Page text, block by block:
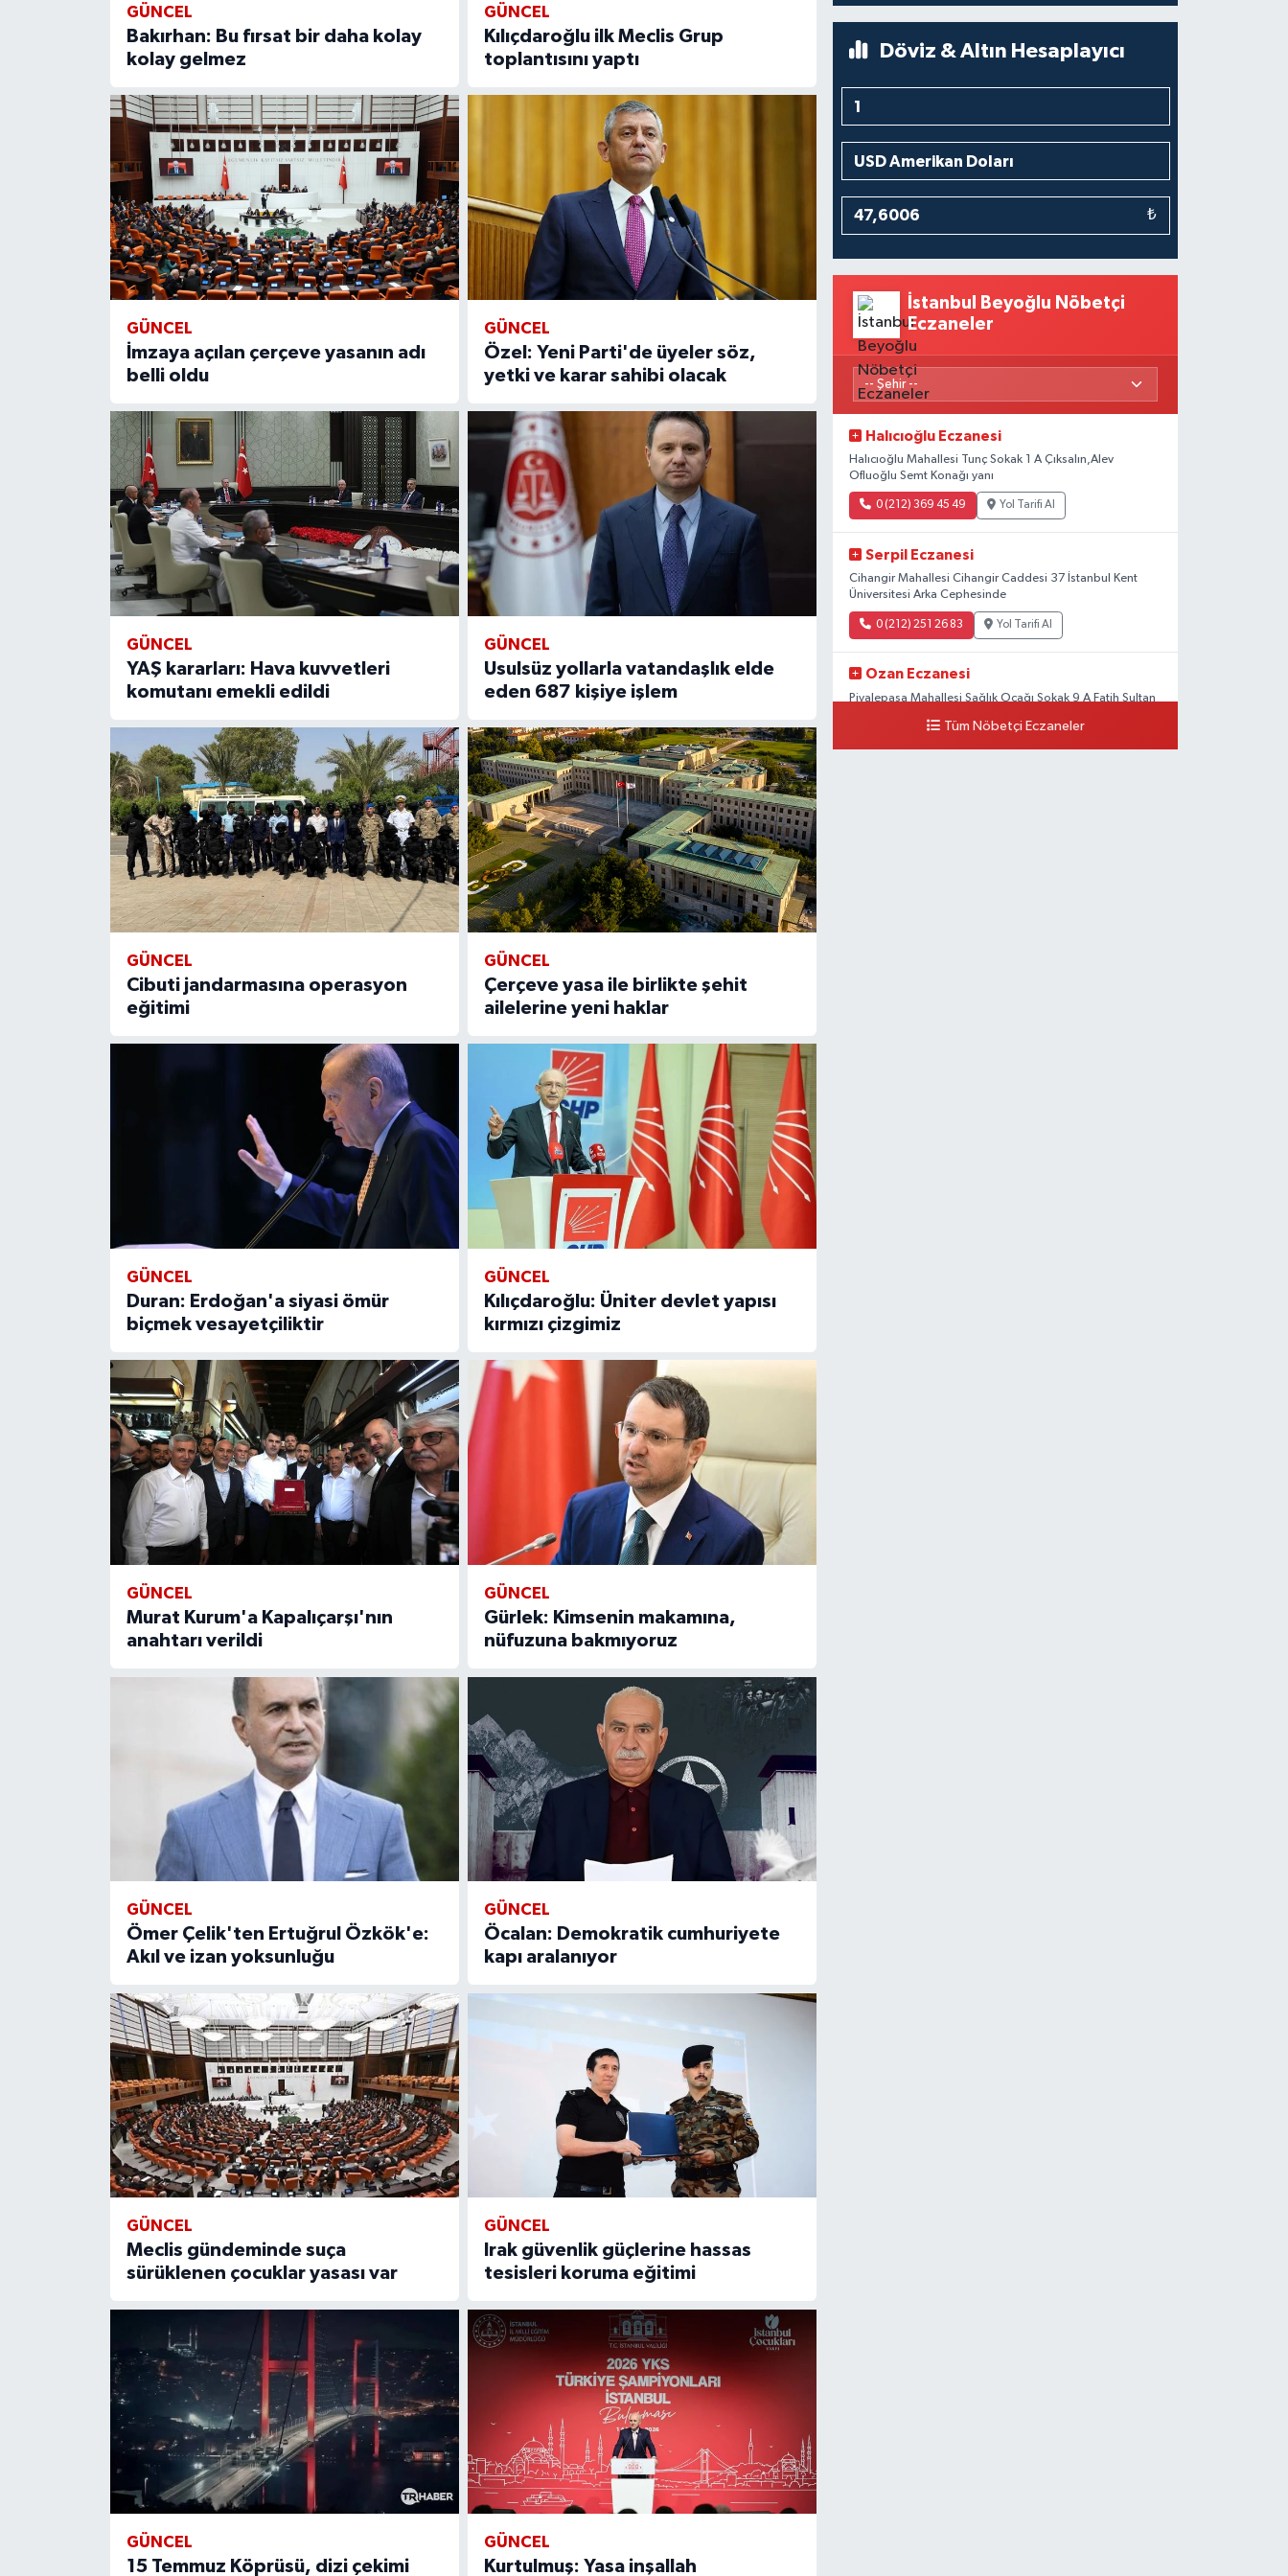
GÜNCEL
Bakırhan: Bu fırsat bir daha kolay
kolay gelmez
GÜNCEL
Kılıçdaroğlu ilk Meclis Grup
toplantısını yaptı
GÜNCEL
İmzaya açılan çerçeve yasanın adı
belli oldu
GÜNCEL
Özel: Yeni Parti'de üyeler söz,
yetki ve karar sahibi olacak
GÜNCEL
YAŞ kararları: Hava kuvvetleri
komutanı emekli edildi
GÜNCEL
Usulsüz yollarla vatandaşlık elde
eden 687 kişiye işlem
GÜNCEL
Cibuti jandarmasına operasyon
eğitimi
GÜNCEL
Çerçeve yasa ile birlikte şehit
ailelerine yeni haklar
GÜNCEL
Duran: Erdoğan'a siyasi ömür
biçmek vesayetçiliktir
GÜNCEL
Kılıçdaroğlu: Üniter devlet yapısı
kırmızı çizgimiz
GÜNCEL
Murat Kurum'a Kapalıçarşı'nın
anahtarı verildi
GÜNCEL
Gürlek: Kimsenin makamına,
nüfuzuna bakmıyoruz
GÜNCEL
Ömer Çelik'ten Ertuğrul Özkök'e:
Akıl ve izan yoksunluğu
GÜNCEL
Öcalan: Demokratik cumhuriyete
kapı aralanıyor
GÜNCEL
Meclis gündeminde suça
sürüklenen çocuklar yasası var
GÜNCEL
Irak güvenlik güçlerine hassas
tesisleri koruma eğitimi
GÜNCEL
15 Temmuz Köprüsü, dizi çekimi
GÜNCEL
Kurtulmuş: Yasa inşallah
Döviz & Altın Hesaplayıcı
₺
İstanbul Beyoğlu Nöbetçi
Eczaneler
Halıcıoğlu Eczanesi
Halıcıoğlu Mahallesi Tunç Sokak 1 A Çıksalın,Alev
Ofluoğlu Semt Konağı yanı
0 (212) 369 45 49 Yol Tarifi Al
Serpil Eczanesi
Cihangir Mahallesi Cihangir Caddesi 37 İstanbul Kent
Üniversitesi Arka Cephesinde
0 (212) 251 26 83 Yol Tarifi Al
Ozan Eczanesi
Piyalepaşa Mahallesi Sağlık Ocağı Sokak 9 A Fatih Sultan
Tüm Nöbetçi Eczaneler